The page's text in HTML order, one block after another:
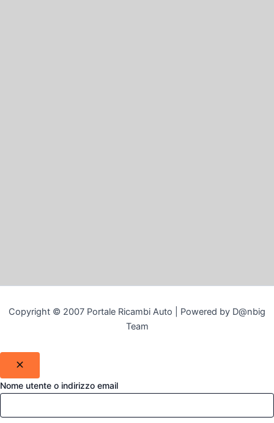
Copyright © 2007 Portale Ricambi Auto | Powered by D@nbig
Team
Nome utente o indirizzo email